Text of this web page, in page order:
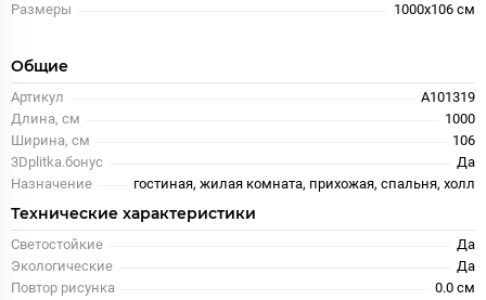
Размеры
1000x106 см
Общие
Артикул
A101319
Длина, см
1000
Ширина, см
106
3Dplitka.бонус
Да
Назначение
гостиная, жилая комната, прихожая, спальня, холл
Технические характеристики
Светостойкие
Да
Экологические
Да
Повтор рисунка
0.0 см